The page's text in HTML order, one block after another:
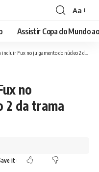
Font
Resizer
Aa
Assistir Copa do Mundo
Fux no julgamento do núcleo 2 da trama golpista
no
2 da trama